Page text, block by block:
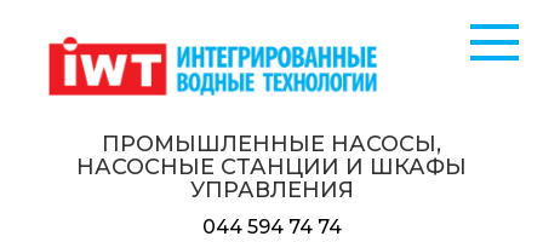
ПРОМЫШЛЕННЫЕ НАСОСЫ,
НАСОСНЫЕ СТАНЦИИ И ШКАФЫ
УПРАВЛЕНИЯ
044 594 74 74